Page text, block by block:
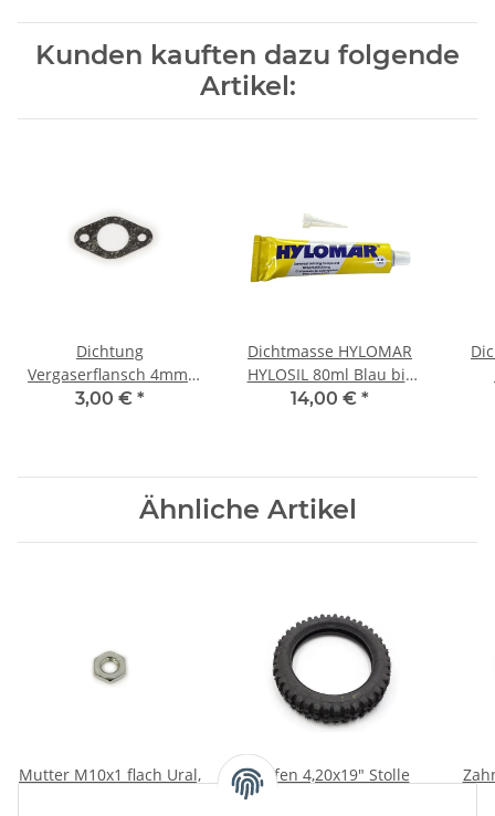
Kunden kauften dazu folgende
Artikel:
Dichtung
Vergaserflansch 4mm.
Ural Dnepr.
3,00 € *
Dichtmasse HYLOMAR
HYLOSIL 80ml Blau bis
180°C.
14,00 € *
Ähnliche Artikel
Mutter M10x1 flach Ural,
Reifen 4,20x19" Stolle
mit Schlauch. 4.2x19